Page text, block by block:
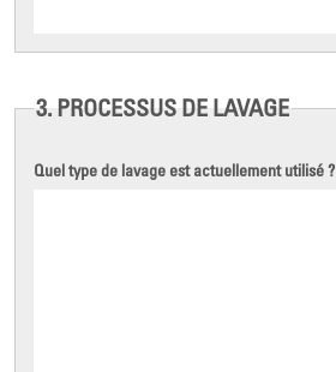
3. PROCESSUS DE LAVAGE
Quel type de lavage est actuellement utilisé ?